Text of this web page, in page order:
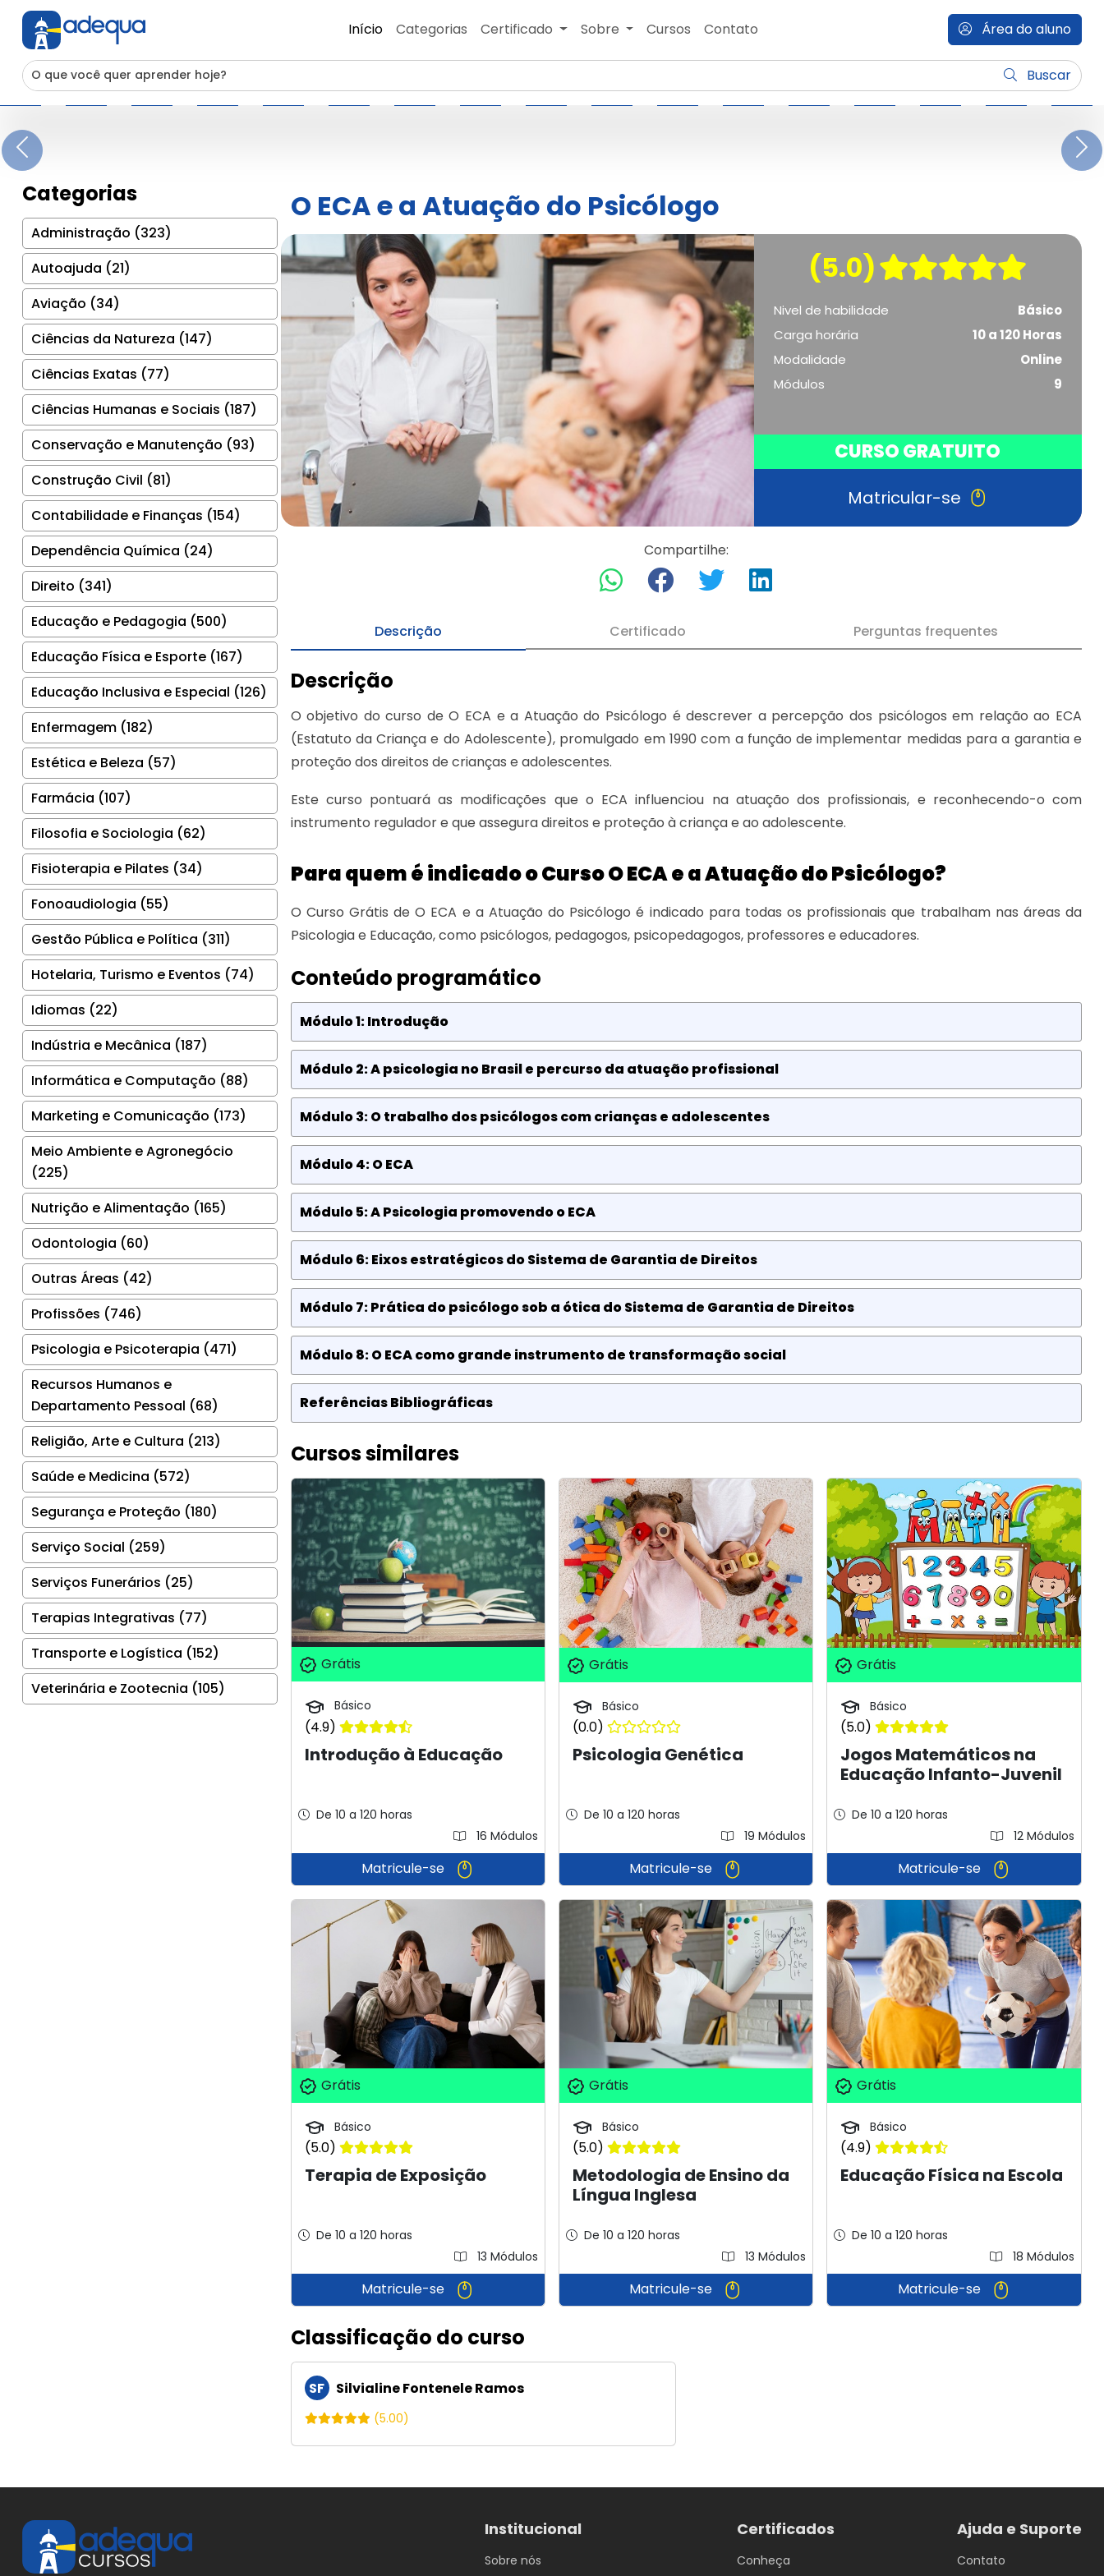
Início Categorias Certificado Sobre Cursos Contato Área do aluno
Buscar
Previous
Categorias
Administração (323)
Autoajuda (21)
Aviação (34)
Ciências da Natureza (147)
Ciências Exatas (77)
Ciências Humanas e Sociais (187)
Conservação e Manutenção (93)
Construção Civil (81)
Contabilidade e Finanças (154)
Dependência Química (24)
Direito (341)
Educação e Pedagogia (500)
Educação Física e Esporte (167)
Educação Inclusiva e Especial (126)
Enfermagem (182)
Estética e Beleza (57)
Farmácia (107)
Filosofia e Sociologia (62)
Fisioterapia e Pilates (34)
Fonoaudiologia (55)
Gestão Pública e Política (311)
Hotelaria, Turismo e Eventos (74)
Idiomas (22)
Indústria e Mecânica (187)
Informática e Computação (88)
Marketing e Comunicação (173)
Meio Ambiente e Agronegócio
(225)
Nutrição e Alimentação (165)
Odontologia (60)
Outras Áreas (42)
Profissões (746)
Psicologia e Psicoterapia (471)
Recursos Humanos e
Departamento Pessoal (68)
Religião, Arte e Cultura (213)
Saúde e Medicina (572)
Segurança e Proteção (180)
Serviço Social (259)
Serviços Funerários (25)
Terapias Integrativas (77)
Transporte e Logística (152)
Veterinária e Zootecnia (105)
O ECA e a Atuação do Psicólogo
(5.0)
Nivel de habilidade
Básico
Carga horária
10 a 120 Horas
Modalidade
Online
Módulos
9
CURSO GRATUITO
Matricular-se
Compartilhe:
Descrição Certificado Perguntas frequentes
Descrição
O objetivo do curso de O ECA e a Atuação do Psicólogo é descrever a percepção dos psicólogos em relação ao ECA
(Estatuto da Criança e do Adolescente), promulgado em 1990 com a função de implementar medidas para a garantia e
proteção dos direitos de crianças e adolescentes.
Este curso pontuará as modificações que o ECA influenciou na atuação dos profissionais, e reconhecendo-o com
instrumento regulador e que assegura direitos e proteção à criança e ao adolescente.
Para quem é indicado o Curso O ECA e a Atuação do Psicólogo?
O Curso Grátis de O ECA e a Atuação do Psicólogo é indicado para todas os profissionais que trabalham nas áreas da
Psicologia e Educação, como psicólogos, pedagogos, psicopedagogos, professores e educadores.
Conteúdo programático
Módulo 1: Introdução
Módulo 2: A psicologia no Brasil e percurso da atuação profissional
Módulo 3: O trabalho dos psicólogos com crianças e adolescentes
Módulo 4: O ECA
Módulo 5: A Psicologia promovendo o ECA
Módulo 6: Eixos estratégicos do Sistema de Garantia de Direitos
Módulo 7: Prática do psicólogo sob a ótica do Sistema de Garantia de Direitos
Módulo 8: O ECA como grande instrumento de transformação social
Referências Bibliográficas
Cursos similares
Grátis
Básico
(4.9)
Introdução à Educação
De 10 a 120 horas
16 Módulos
Matricule-se
Grátis
Básico
(0.0)
Psicologia Genética
De 10 a 120 horas
19 Módulos
Matricule-se
Grátis
Básico
(5.0)
Jogos Matemáticos na
Educação Infanto-Juvenil
De 10 a 120 horas
12 Módulos
Matricule-se
Grátis
Básico
(5.0)
Terapia de Exposição
De 10 a 120 horas
13 Módulos
Matricule-se
Grátis
Básico
(5.0)
Metodologia de Ensino da
Língua Inglesa
De 10 a 120 horas
13 Módulos
Matricule-se
Grátis
Básico
(4.9)
Educação Física na Escola
De 10 a 120 horas
18 Módulos
Matricule-se
Classificação do curso
SF Silvialine Fontenele Ramos
(5.00)
Institucional
Sobre nós
Certificados
Conheça
Ajuda e Suporte
Contato